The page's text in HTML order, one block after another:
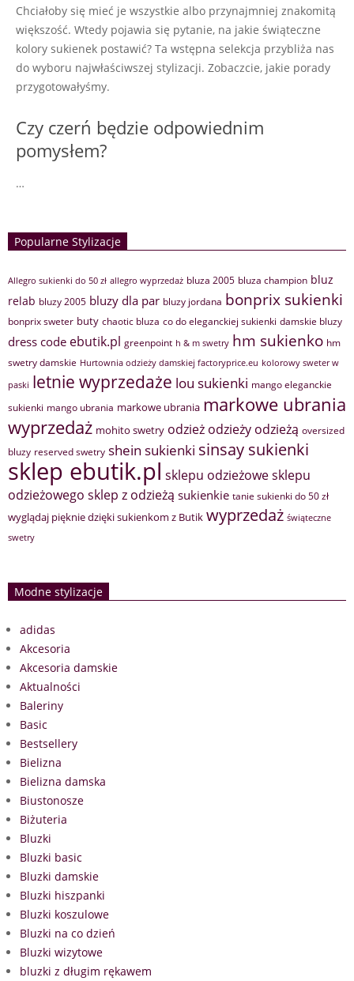
Chciałoby się mieć je wszystkie albo przynajmniej znakomitą
większość. Wtedy pojawia się pytanie, na jakie świąteczne
kolory sukienek postawić? Ta wstępna selekcja przybliża nas
do wyboru najwłaściwszej stylizacji. Zobaczcie, jakie porady
przygotowałyśmy.
Czy czerń będzie odpowiednim
pomysłem?
…
Popularne Stylizacje
Allegro sukienki do 50 zł allegro wyprzedaż bluza 2005 bluza champion bluz
relab bluzy 2005 bluzy dla par bluzy jordana bonprix sukienki
bonprix sweter buty chaotic bluza co do eleganckiej sukienki damskie bluzy
dress code ebutik.pl greenpoint h & m swetry hm sukienko hm
swetry damskie Hurtownia odzieży damskiej factoryprice.eu kolorowy sweter w
paski letnie wyprzedaże lou sukienki mango eleganckie
sukienki mango ubrania markowe ubrania markowe ubrania
wyprzedaż mohito swetry odzież odzieży odzieżą oversized
bluzy reserved swetry shein sukienki sinsay sukienki
sklep ebutik.pl sklepu odzieżowesklepu
odzieżowego sklep z odzieżą sukienkie tanie sukienki do 50 zł
wyglądaj pięknie dzięki sukienkom z Butik wyprzedaż świąteczne
swetry
Modne stylizacje
adidas
Akcesoria
Akcesoria damskie
Aktualności
Baleriny
Basic
Bestsellery
Bielizna
Bielizna damska
Biustonosze
Biżuteria
Bluzki
Bluzki basic
Bluzki damskie
Bluzki hiszpanki
Bluzki koszulowe
Bluzki na co dzień
Bluzki wizytowe
bluzki z długim rękawem